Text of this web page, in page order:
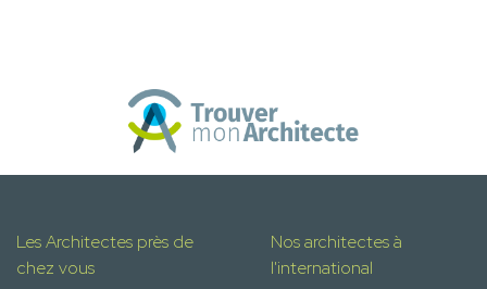
Les Architectes près de
chez vous
Nos architectes à
l'international